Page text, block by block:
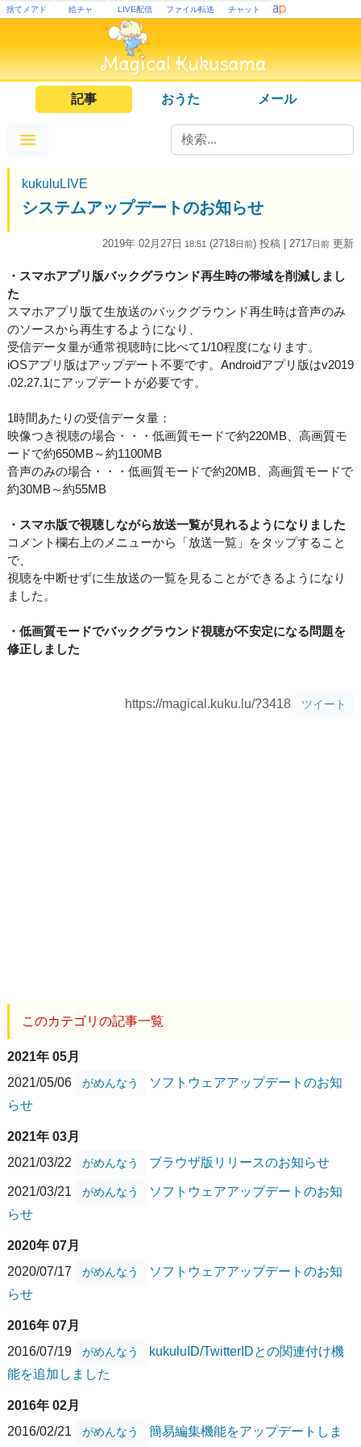
捨てメアド 絵チャ LIVE配信 ファイル転送 チャット
記事 おうた メール
kukuluLIVE
システムアップデートのお知らせ
2019年 02月27日 18:51 (2718日前) 投稿 | 2717日前 更新
・スマホアプリ版バックグラウンド再生時の帯域を削減しまし
た
スマホアプリ版て生放送のバックグラウンド再生時は音声のみ
のソースから再生するようになり、
受信データ量が通常視聴時に比べて1/10程度になります。
iOSアプリ版はアップデート不要です。Androidアプリ版はv2019
.02.27.1にアップデートが必要です。
1時間あたりの受信データ量：
映像つき視聴の場合・・・低画質モードで約220MB、高画質モ
ードで約650MB～約1100MB
音声のみの場合・・・低画質モードで約20MB、高画質モードで
約30MB～約55MB
・スマホ版で視聴しながら放送一覧が見れるようになりました
コメント欄右上のメニューから「放送一覧」をタップすること
で、
視聴を中断せずに生放送の一覧を見ることができるようになり
ました。
・低画質モードでバックグラウンド視聴が不安定になる問題を
修正しました
https://magical.kuku.lu/?3418 ツイート
このカテゴリの記事一覧
2021年 05月
2021/05/06
がめんなう
ソフトウェアアップデートのお知
らせ
2021年 03月
2021/03/22
がめんなう ブラウザ版リリースのお知らせ
2021/03/21 がめんなう
ソフトウェアアップデートのお知
らせ
2020年 07月
2020/07/17
がめんなう
ソフトウェアアップデートのお知
らせ
2016年 07月
2016/07/19
がめんなう
kukuluID/TwitterIDとの関連付け機
能を追加しました
2016年 02月
2016/02/21
がめんなう
簡易編集機能をアップデートしま